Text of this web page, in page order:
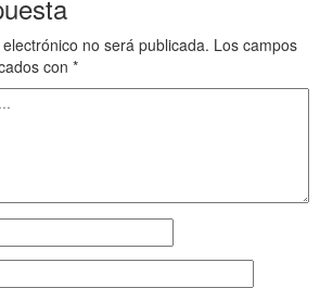
no será publicada. Los campos
con *